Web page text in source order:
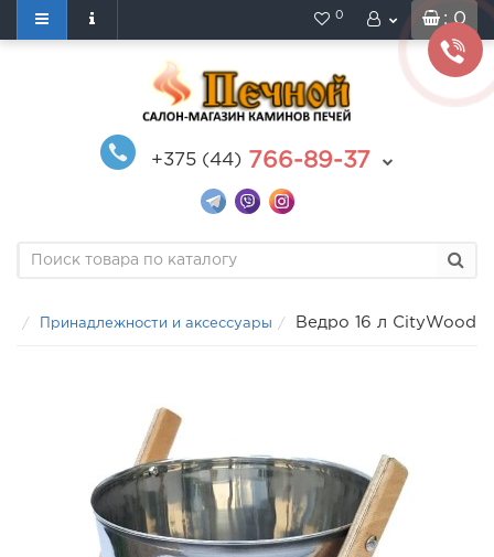
: 0
0
+375 (44) 766-89-37
Принадлежности и аксессуары Ведро 16 л CityWood